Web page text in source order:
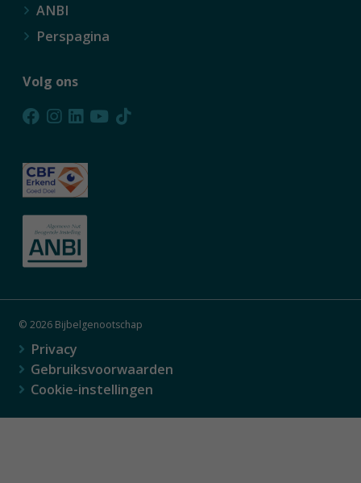
ANBI
Perspagina
Volg ons
© 2026 Bijbelgenootschap
Privacy
Gebruiksvoorwaarden
Cookie-instellingen